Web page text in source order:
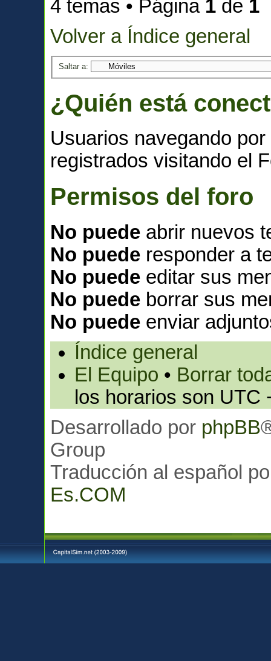
4 temas • Página 1 de 1
Volver a Índice general
Saltar a:
¿Quién está
Usuarios navegando
registrados visitando el
Permisos del foro
No puede abrir nuevos
No puede responder a
No puede editar sus
No puede borrar sus
No puede enviar
Índice general
El Equipo • Borrar
los horarios son UTC
Desarrollado por phpBB
Group
Traducción al español
Es.COM